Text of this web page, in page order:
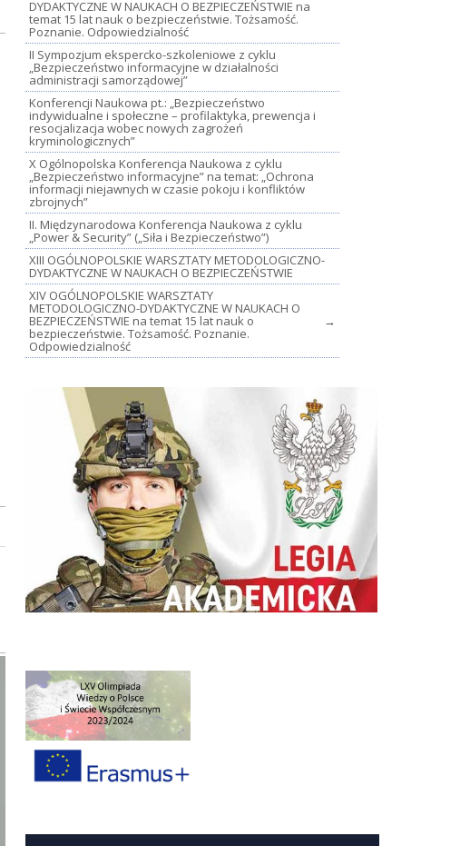
DYDAKTYCZNE W NAUKACH O BEZPIECZEŃSTWIE na
temat 15 lat nauk o bezpieczeństwie. Tożsamość.
Poznanie. Odpowiedzialność
II Sympozjum ekspercko-szkoleniowe z cyklu
„Bezpieczeństwo informacyjne w działalności
administracji samorządowej”
Konferencji Naukowa pt.: „Bezpieczeństwo
indywidualne i społeczne – profilaktyka, prewencja i
resocjalizacja wobec nowych zagrożeń
kryminologicznych”
X Ogólnopolska Konferencja Naukowa z cyklu
„Bezpieczeństwo informacyjne” na temat: „Ochrona
informacji niejawnych w czasie pokoju i konfliktów
zbrojnych”
II. Międzynarodowa Konferencja Naukowa z cyklu
„Power & Security” („Siła i Bezpieczeństwo”)
XIII OGÓLNOPOLSKIE WARSZTATY METODOLOGICZNO-
DYDAKTYCZNE W NAUKACH O BEZPIECZEŃSTWIE
XIV OGÓLNOPOLSKIE WARSZTATY
METODOLOGICZNO-DYDAKTYCZNE W NAUKACH O
BEZPIECZEŃSTWIE na temat 15 lat nauk o
bezpieczeństwie. Tożsamość. Poznanie.
Odpowiedzialność
→